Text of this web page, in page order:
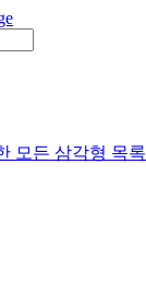
모든 삼각형 목록